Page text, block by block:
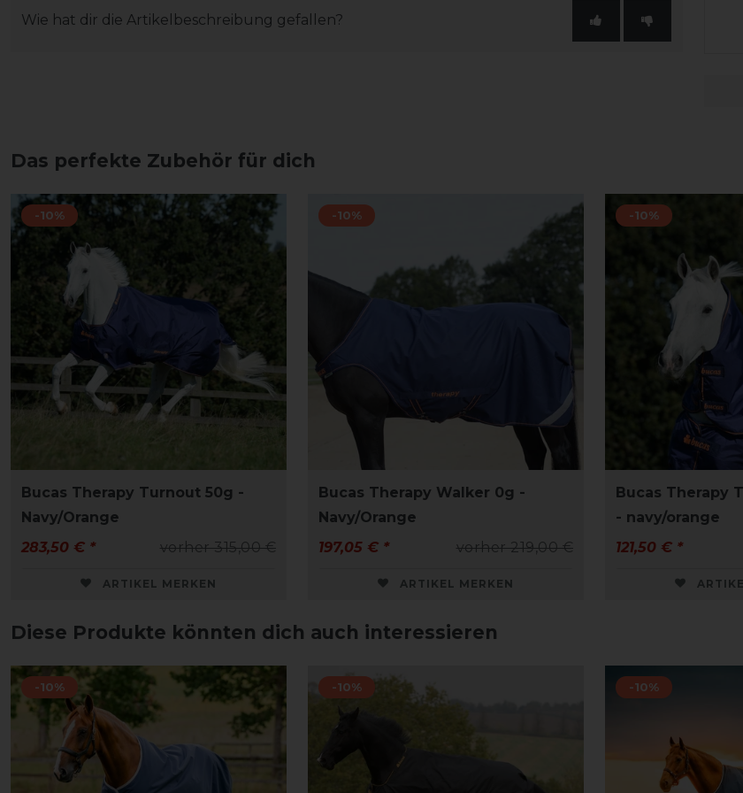
Wie hat dir die Artikelbeschreibung gefallen?
Das perfekte Zubehör für dich
-10%
Bucas Therapy Turnout 50g -
Navy/Orange
vorher 315,00 €
283,50 € *
ARTIKEL MERKEN
-10%
Bucas Therapy Walker 0g -
Navy/Orange
vorher 219,00 €
197,05 € *
ARTIKEL MERKEN
-10%
Bucas Therapy
- navy/orange
121,50 € *
Diese Produkte könnten dich auch interessieren
-10% -10% -10%